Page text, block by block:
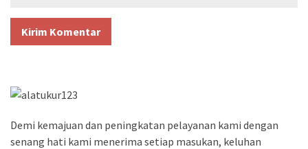
Demi kemajuan dan peningkatan pelayanan kami dengan
senang hati kami menerima setiap masukan, keluhan